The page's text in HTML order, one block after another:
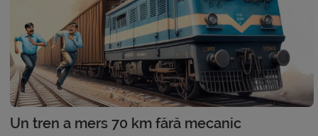
Un tren a mers 70 km fără mecanic